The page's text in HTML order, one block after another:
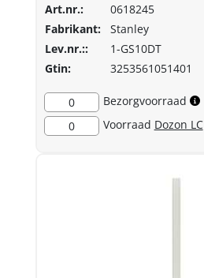
Art.nr.:
0618245
Fabrikant:
Stanley
Lev.nr.::
1-GS10DT
Gtin:
3253561051401
0
Bezorgvoorraad
0
Voorraad Dozon LC